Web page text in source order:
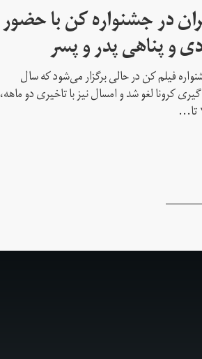
در جشنواره کن با حضور
و پناهی پدر و پسر
فیلم کن در حالی برگزار می‌شود که سال
کرونا لغو شد و امسال نیز با تاخیری دو ماهه،